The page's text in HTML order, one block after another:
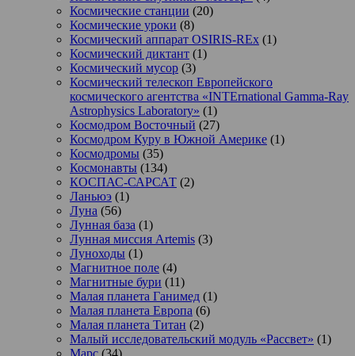
Космические станции (20)
Космические уроки (8)
Космический аппарат OSIRIS-REx (1)
Космический диктант (1)
Космический мусор (3)
Космический телескоп Европейского
космического агентства «INTErnational Gamma-Ray
Astrophysics Laboratory» (1)
Космодром Восточный (27)
Космодром Куру в Южной Америке (1)
Космодромы (35)
Космонавты (134)
КОСПАС-САРСАТ (2)
Ланьюэ (1)
Луна (56)
Лунная база (1)
Лунная миссия Artemis (3)
Луноходы (1)
Магнитное поле (4)
Магнитные бури (11)
Малая планета Ганимед (1)
Малая планета Европа (6)
Малая планета Титан (2)
Малый исследовательский модуль «Рассвет» (1)